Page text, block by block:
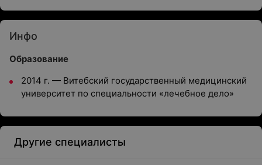
Инфо
Образование
2014 г. — Витебский государственный медицинский
университет по специальности «лечебное дело»
Другие специалисты